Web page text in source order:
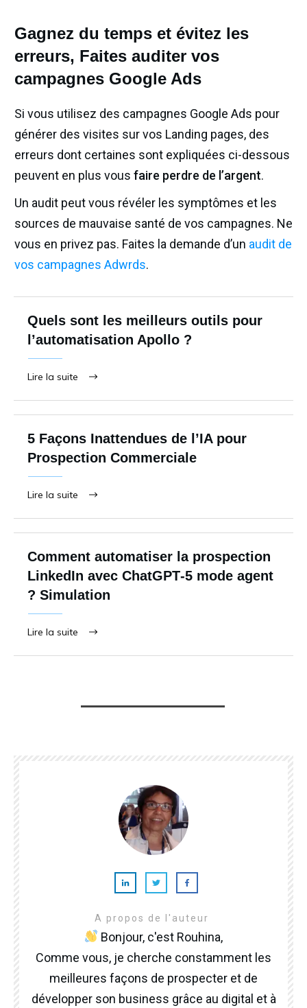
Gagnez du temps et évitez les
erreurs, Faites auditer vos
campagnes Google Ads
Si vous utilisez des campagnes Google Ads pour
générer des visites sur vos Landing pages, des
erreurs dont certaines sont expliquées ci-dessous
peuvent en plus vous faire perdre de l’argent.
Un audit peut vous révéler les symptômes et les
sources de mauvaise santé de vos campagnes. Ne
vous en privez pas. Faites la demande d’un audit de
vos campagnes Adwrds.
Quels sont les meilleurs outils pour
l’automatisation Apollo ?
Lire la suite
5 Façons Inattendues de l’IA pour
Prospection Commerciale
Lire la suite
Comment automatiser la prospection
LinkedIn avec ChatGPT‑5 mode agent
? Simulation
Lire la suite
A propos de l'auteur
Bonjour, c'est Rouhina,
Comme vous, je cherche constamment les
meilleures façons de prospecter et de
développer son business grâce au digital et à